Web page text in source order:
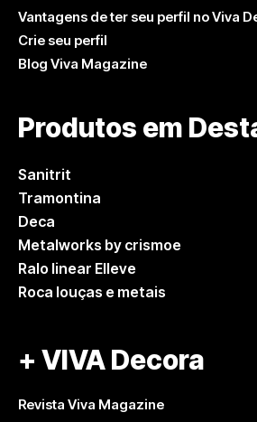
Vantagens de ter seu perfil no Viva
Crie seu perfil
Blog Viva Magazine
Produtos em
Sanitrit
Tramontina
Deca
Metalworks by crismoe
Ralo linear Elleve
Roca louças e metais
+ VIVA Decora
Revista Viva Magazine